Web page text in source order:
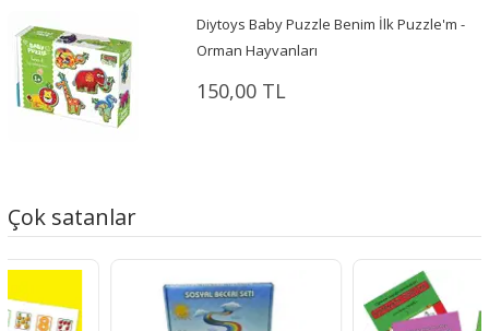
Diytoys Baby Puzzle Benim İlk Puzzle'm -
Orman Hayvanları
150,00 TL
Çok satanlar